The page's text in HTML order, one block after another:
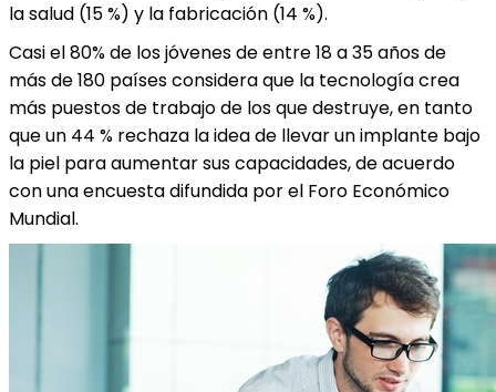
la salud (15 %) y la fabricación (14 %).
Casi el 80% de los jóvenes de entre 18 a 35 años de
más de 180 países considera que la tecnología crea
más puestos de trabajo de los que destruye, en tanto
que un 44 % rechaza la idea de llevar un implante bajo
la piel para aumentar sus capacidades, de acuerdo
con una encuesta difundida por el Foro Económico
Mundial.